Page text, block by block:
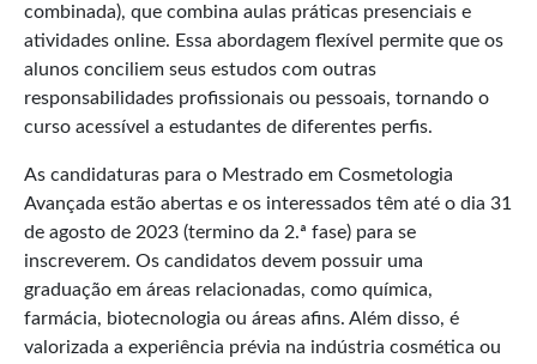
combinada), que combina aulas práticas presenciais e
atividades online. Essa abordagem flexível permite que os
alunos conciliem seus estudos com outras
responsabilidades profissionais ou pessoais, tornando o
curso acessível a estudantes de diferentes perfis.
As candidaturas para o Mestrado em Cosmetologia
Avançada estão abertas e os interessados têm até o dia 31
de agosto de 2023 (termino da 2.ª fase) para se
inscreverem. Os candidatos devem possuir uma
graduação em áreas relacionadas, como química,
farmácia, biotecnologia ou áreas afins. Além disso, é
valorizada a experiência prévia na indústria cosmética ou